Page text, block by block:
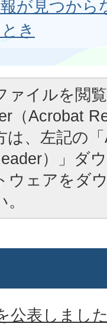
が見つから
き
ァイルを閲
（Acrobat
、左記の
）」ダ
ウェアをダ
公表しまし